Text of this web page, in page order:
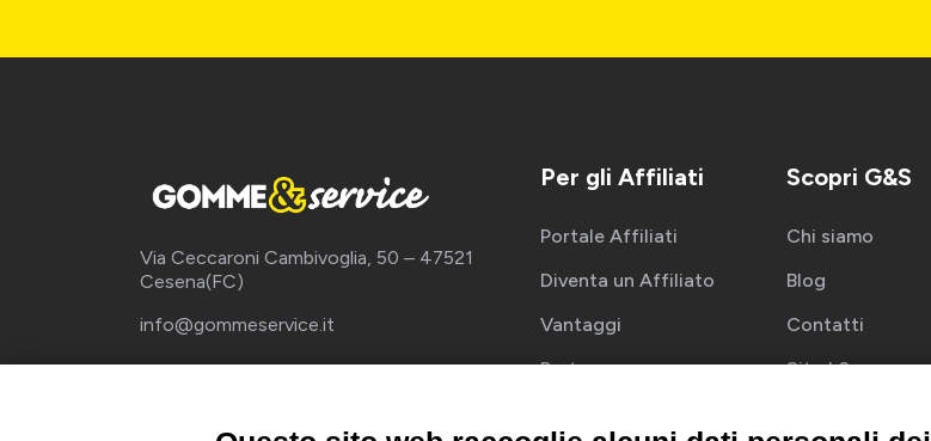
Via Ceccaroni Cambivoglia, 50 – 47521
Cesena(FC)
info@gommeservice.it
Per gli Affiliati
Portale Affiliati
Diventa un Affiliato
Vantaggi
Partner
Scopri G&S
Chi siamo
Blog
Contatti
Sito b2c